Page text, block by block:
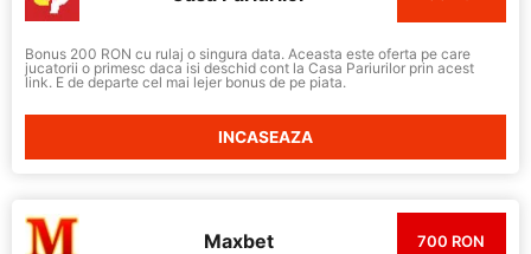
Bonus 200 RON cu rulaj o singura data. Aceasta este oferta pe care
jucatorii o primesc daca isi deschid cont la Casa Pariurilor prin acest
link. E de departe cel mai lejer bonus de pe piata.
INCASEAZA
Maxbet 700 RON